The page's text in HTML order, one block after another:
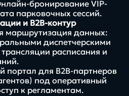
бронирование VIP-
парковочных сессий.
и B2B-контур
маршрутизация данных:
диспетчерскими
расписания и
портал для B2B-партнеров
под оперативный
к регламентам.